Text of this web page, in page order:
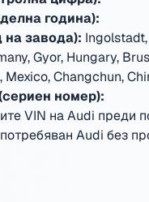
година):
на завода):
Gyor, Hungary,
Mexico, Changchun,
номер):
VIN на Audi преди
Audi без